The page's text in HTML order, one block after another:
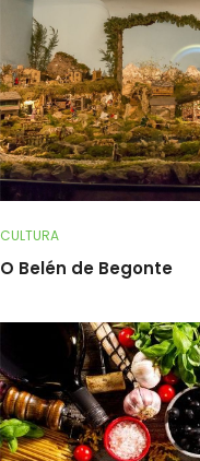
CULTURA
O Belén de Begonte